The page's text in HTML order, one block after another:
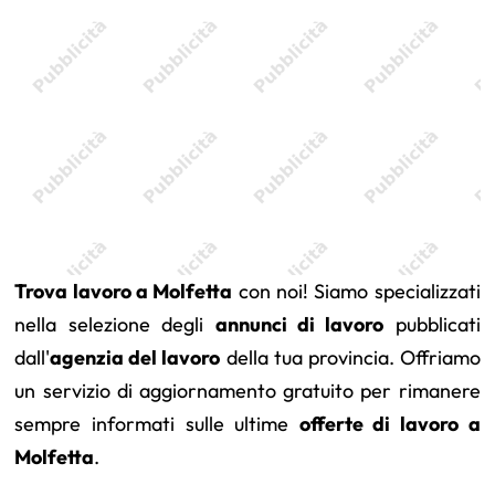
Trova lavoro a Molfetta con noi! Siamo specializzati
nella selezione degli annunci di lavoro pubblicati
dall'agenzia del lavoro della tua provincia. Offriamo
un servizio di aggiornamento gratuito per rimanere
sempre informati sulle ultime offerte di lavoro a
Molfetta.